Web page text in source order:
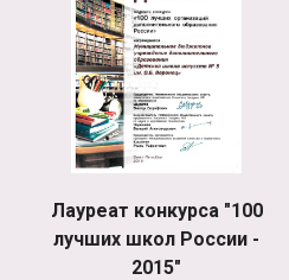
Лауреат конкурса "100
лучших школ России -
2015"